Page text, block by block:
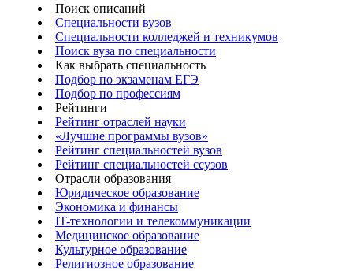
Поиск описаний
Специальности вузов
Специальности колледжей и техникумов
Поиск вуза по специальности
Как выбрать специальность
Подбор по экзаменам ЕГЭ
Подбор по профессиям
Рейтинги
Рейтинг отраслей науки
«Лучшие программы вузов»
Рейтинг специальностей вузов
Рейтинг специальностей ссузов
Отрасли образования
Юридическое образование
Экономика и финансы
IT-технологии и телекоммуникации
Медицинское образование
Культурное образование
Религиозное образование